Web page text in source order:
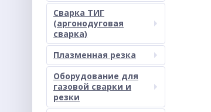
Сварка ТИГ
(аргонодуговая
сварка)
Плазменная резка
Оборудование для
газовой сварки и
резки